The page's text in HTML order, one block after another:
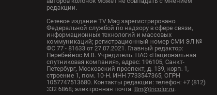
редакции.
Сетевое издание TV Mag зарегистрировано
Федеральной службой по надзору в сфере связи,
информационных технологий и массовых
коммуникаций; регистрационный номер СМИ ЭЛ №
ФС 77 - 81633 от 27.07.2021. Главный редактор:
Перебейнос М.В. Учредитель: НАО «Национальная
спутниковая компания», адрес: 196105, Санкт-
Петербург, Московский проспект, д. 139, корп. 1,
строение 1, пом. 10-Н. ИНН 7733547365, ОГРН
1057747513680. Контакты редакции: телефон: +7 (812)
332 6868; электронная почта: ttm@tricolor.ru.